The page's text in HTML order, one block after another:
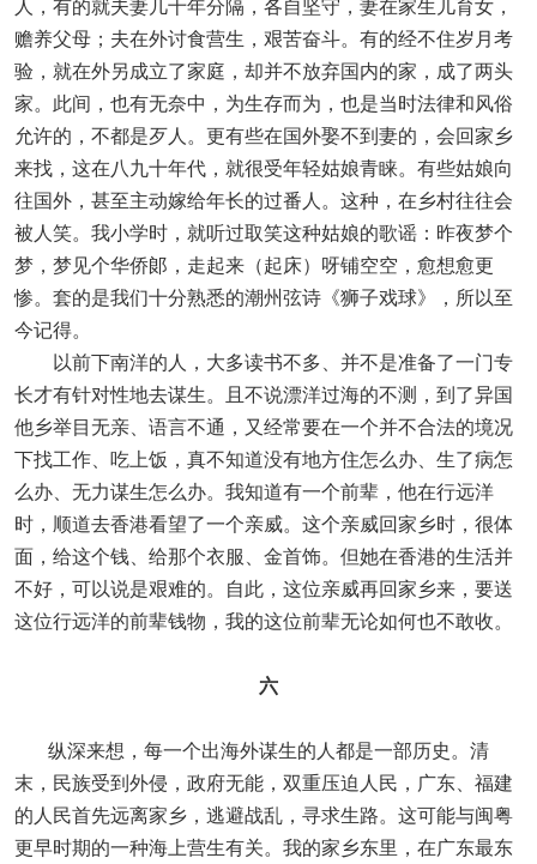
赡养父母；夫在外讨食营生，艰苦奋斗。有的经不住岁月考
验，就在外另成立了家庭，却并不放弃国内的家，成了两头
家。此间，也有无奈中，为生存而为，也是当时法律和风俗
允许的，不都是歹人。更有些在国外娶不到妻的，会回家乡
来找，这在八九十年代，就很受年轻姑娘青睐。有些姑娘向
往国外，甚至主动嫁给年长的过番人。这种，在乡村往往会
被人笑。我小学时，就听过取笑这种姑娘的歌谣：昨夜梦个
梦，梦见个华侨郞，走起来（起床）呀铺空空，愈想愈更
惨。套的是我们十分熟悉的潮州弦诗《狮子戏球》，所以至
今记得。
以前下南洋的人，大多读书不多、并不是准备了一门专
长才有针对性地去谋生。且不说漂洋过海的不测，到了异国
他乡举目无亲、语言不通，又经常要在一个并不合法的境况
下找工作、吃上饭，真不知道没有地方住怎么办、生了病怎
么办、无力谋生怎么办。我知道有一个前辈，他在行远洋
时，顺道去香港看望了一个亲威。这个亲威回家乡时，很体
面，给这个钱、给那个衣服、金首饰。但她在香港的生活并
不好，可以说是艰难的。自此，这位亲威再回家乡来，要送
这位行远洋的前辈钱物，我的这位前辈无论如何也不敢收。
六
纵深来想，每一个出海外谋生的人都是一部历史。清
末，民族受到外侵，政府无能，双重压迫人民，广东、福建
的人民首先远离家乡，逃避战乱，寻求生路。这可能与闽粤
更早时期的一种海上营生有关。我的家乡东里，在广东最东